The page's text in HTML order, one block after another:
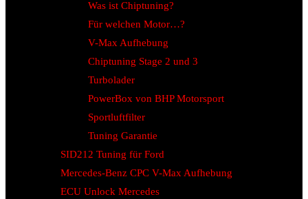
Was ist Chiptuning?
Für welchen Motor…?
V-Max Aufhebung
Chiptuning Stage 2 und 3
Turbolader
PowerBox von BHP Motorsport
Sportluftfilter
Tuning Garantie
SID212 Tuning für Ford
Mercedes-Benz CPC V-Max Aufhebung
ECU Unlock Mercedes